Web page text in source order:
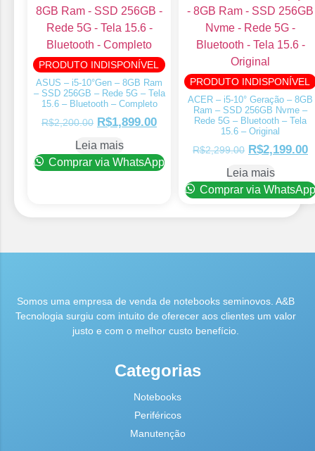
PRODUTO INDISPONÍVEL
ASUS – i5-10°Gen – 8GB Ram
– SSD 256GB – Rede 5G – Tela
15.6 – Bluetooth – Completo
R$2,200.00 R$1,899.00
Leia mais
Comprar via WhatsApp
PRODUTO INDISPONÍVEL
ACER – i5-10° Geração – 8GB
Ram – SSD 256GB Nvme –
Rede 5G – Bluetooth – Tela
15.6 – Original
R$2,299.00 R$2,199.00
Leia mais
Comprar via WhatsApp
Somos uma empresa de venda de notebooks seminovos. A&B
Tecnologia surgiu com intuito de oferecer aos clientes um valor
justo e com o melhor custo benefício.
Categorias
Notebooks
Periféricos
Manutenção